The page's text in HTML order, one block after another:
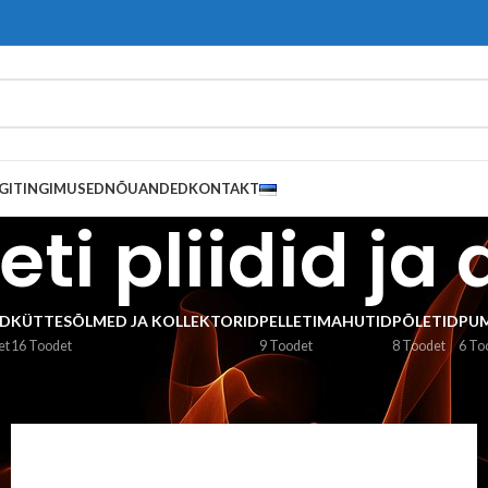
NÕUANDEDKONTAKT
pliidid ja
KÜTTESÕLMED JA KOLLEKTORID
16 Toodet
PELLETIMAHUTID
9 Toodet
PÕLETID
8 Toodet 6